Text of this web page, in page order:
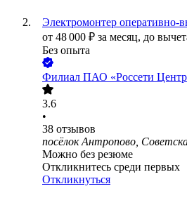
Электромонтер оперативно-
от 48 000 ₽ за месяц, до
Без опыта
Филиал ПАО «Россети
3.6
•
38 отзывов
посёлок Антропово,
Можно без резюме
Откликнитесь среди первых
Откликнуться